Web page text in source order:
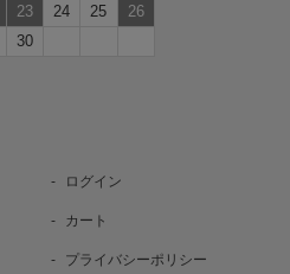
23 24 25
26
30
ログイン
カート
プライバシーポリシー